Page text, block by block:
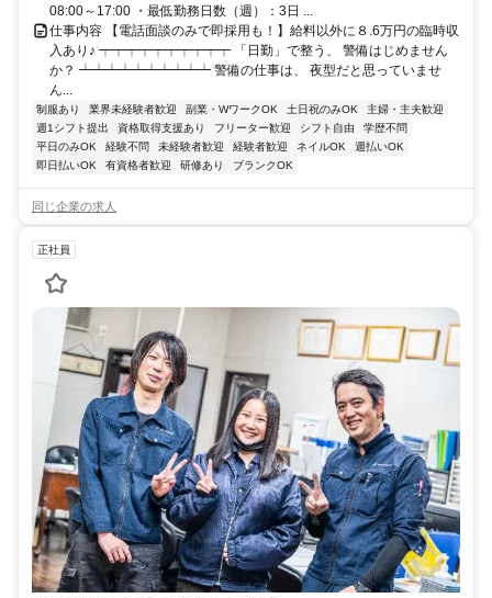
08:00～17:00 ・最低勤務日数（週）：3日 ...
仕事内容 【電話面談のみで即採用も！】給料以外に８.6万円の臨時収
入あり♪ ┯┯┯┯┯┯┯┯┯┯ 「日勤」で整う、 警備はじめません
か？ ┷┷┷┷┷┷┷┷┷┷ 警備の仕事は、 夜型だと思っていませ
ん...
制服あり 業界未経験者歓迎 副業・WワークOK 土日祝のみOK
主婦・主夫歓迎
週1シフト提出
資格取得支援あり フリーター歓迎 シフト自由
学歴不問
平日のみOK
経験不問 未経験者歓迎 経験者歓迎 ネイルOK
週払いOK
即日払いOK
有資格者歓迎 研修あり ブランクOK
同じ企業の求人
正社員